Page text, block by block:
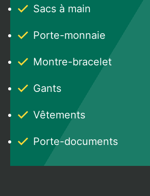
Sacs à main
Porte-monnaie
Montre-bracelet
Gants
Vêtements
Porte-documents